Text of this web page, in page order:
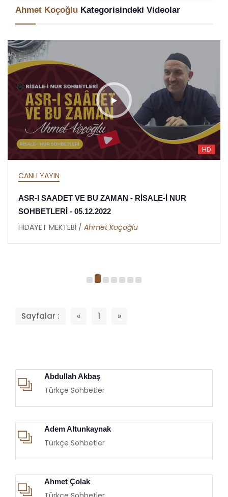
Ahmet Koçoğlu Kategorisindeki Videolar
HD
CANLI YAYIN
ASR-I SAADET VE BU ZAMAN - RİSALE-İ NUR
SOHBETLERİ - 05.12.2022
HİDAYET MEKTEBİ / Ahmet Koçoğlu
Sayfalar : « 1 »
Abdullah Akbaş
Türkçe Sohbetler
Adem Altunkaynak
Türkçe Sohbetler
Ahmet Çolak